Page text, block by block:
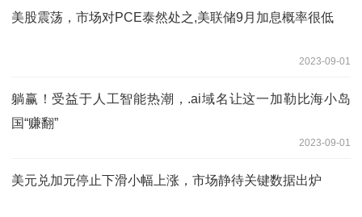
美股震荡，市场对PCE泰然处之,美联储9月加息概率很低
2023-09-01
躺赢！受益于人工智能热潮，.ai域名让这一加勒比海小岛
国“赚翻”
2023-09-01
美元兑加元停止下滑小幅上涨，市场静待关键数据出炉